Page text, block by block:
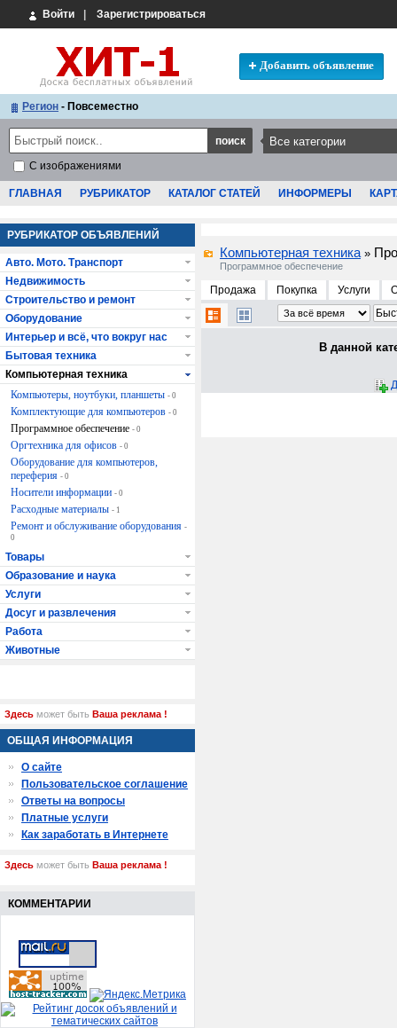
Войти Зарегистрироваться
Добавить объявление
Регион - Повсеместно
С изображениями
ГЛАВНАЯ РУБРИКАТОР КАТАЛОГ СТАТЕЙ ИНФОРМЕРЫ
Компьютерная техника »
Программное обеспечение
Продажа Покупка Услуги
В данной
РУБРИКАТОР ОБЪЯВЛЕНИЙ
Авто. Мото. Транспорт
Недвижимость
Строительство и ремонт
Оборудование
Интерьер и всё, что вокруг нас
Бытовая техника
Компьютерная техника
Компьютеры, ноутбуки, планшеты - 0
Комплектующие для компьютеров - 0
Программное обеспечение - 0
Оргтехника для офисов - 0
Оборудование для компьютеров,
переферия - 0
Носители информации - 0
Расходные материалы - 1
Ремонт и обслуживание оборудования -
0
Товары
Образование и наука
Услуги
Досуг и развлечения
Работа
Животные
Здесь может быть Ваша реклама !
ОБЩАЯ ИНФОРМАЦИЯ
О сайте
Пользовательское соглашение
Ответы на вопросы
Платные услуги
Как заработать в Интернете
Здесь может быть Ваша реклама !
КОММЕНТАРИИ